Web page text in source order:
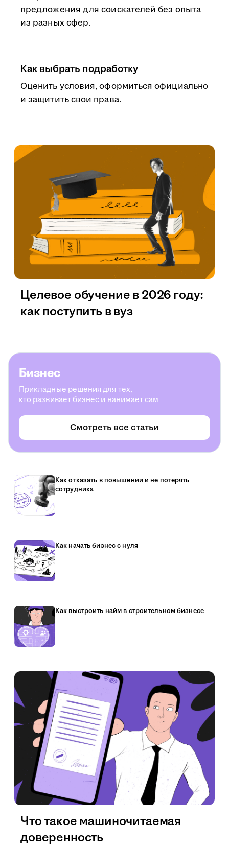
предложения для соискателей без опыта
из разных сфер.
Как выбрать подработку
Оценить условия, оформиться официально
и защитить свои права.
Целевое обучение в 2026 году:
как поступить в вуз
Бизнес
Прикладные решения для тех,
кто развивает бизнес и нанимает сам
Смотреть все статьи
Как отказать в повышении и не потерять
сотрудника
Как начать бизнес с нуля
Как выстроить найм в строительном бизнесе
Что такое машиночитаемая
доверенность